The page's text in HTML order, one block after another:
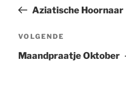
bericht
Aziatische Hoornaar
Volgend
bericht
VOLGENDE
Maandpraatje Oktober